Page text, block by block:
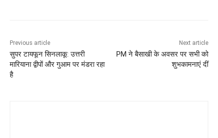
Previous article
सुपर टायफून सिनलाकू: उत्तरी
मारियाना द्वीपों और गुआम पर मंडरा रहा
है
Next article
PM ने बैसाखी के अवसर पर सभी को
शुभकामनाएं दीं